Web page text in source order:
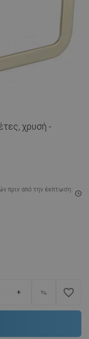
χρυσή -
πριν από την έκπτωση:
+ favorite_border